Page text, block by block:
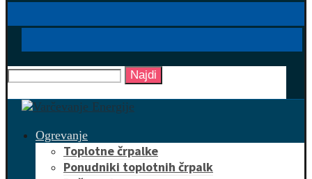
Najdi
Ogrevanje
Toplotne črpalke
Ponudniki toplotnih črpalk